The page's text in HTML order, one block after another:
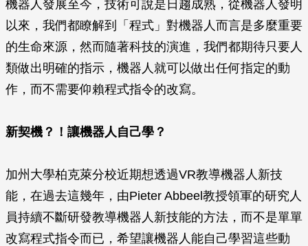
機器人發展至今，技術可說是日趨成熟，從機器人發明
以來，我們都瞭解到「程式」對機器人而言是多麼重要
的生命來源，然而隨著科技的演進，我們都期待只要人
類做出明確的指示，機器人就可以做出任何指定的動
作，而不需要仰賴程式指令的改寫。
新契機？！讓機器人自己學？
加州大學柏克萊分校近期想透過VR教導機器人新技
能，在過去這幾年，由Pieter Abbeel教授領軍的研究人
員持續不斷研發教導機器人新技能的方法，而不是單單
改寫程式指令而已，希望讓機器人能自己學習這些動